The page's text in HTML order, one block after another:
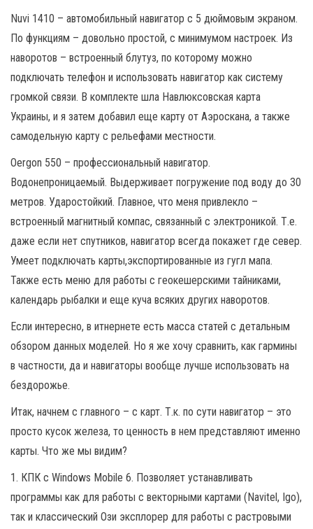
Nuvi 1410 – автомобильный навигатор с 5 дюймовым экраном.
По функциям – довольно простой, с минимумом настроек. Из
наворотов – встроенный блутуз, по которому можно
подключать телефон и использовать навигатор как систему
громкой связи. В комплекте шла Навлюксовская карта
Украины, и я затем добавил еще карту от Аэроскана, а также
самодельную карту с рельефами местности.
Oergon 550 – профессиональный навигатор.
Водонепроницаемый. Выдерживает погружение под воду до 30
метров. Ударостойкий. Главное, что меня привлекло –
встроенный магнитный компас, связанный с электроникой. Т.е.
даже если нет спутников, навигатор всегда покажет где север.
Умеет подключать карты,экспортированные из гугл мапа.
Также есть меню для работы с геокешерскими тайниками,
календарь рыбалки и еще куча всяких других наворотов.
Если интересно, в итнернете есть масса статей с детальным
обзором данных моделей. Но я же хочу сравнить, как гармины
в частности, да и навигаторы вообще лучше использовать на
бездорожье.
Итак, начнем с главного – с карт. Т.к. по сути навигатор – это
просто кусок железа, то ценность в нем представляют именно
карты. Что же мы видим?
1. КПК с Windows Mobile 6. Позволяет устанавливать
программы как для работы с векторными картами (Navitel, Igo),
так и классический Ози эксплорер для работы с растровыми